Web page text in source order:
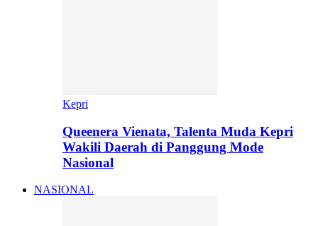
Kepri
Queenera Vienata, Talenta Muda Kepri
Wakili Daerah di Panggung Mode
Nasional
NASIONAL